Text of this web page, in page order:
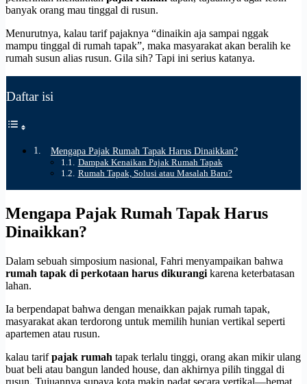
banyak orang mau tinggal di rusun.
Menurutnya, kalau tarif pajaknya “dinaikin aja sampai nggak
mampu tinggal di rumah tapak”, maka masyarakat akan beralih ke
rumah susun alias rusun. Gila sih? Tapi ini serius katanya.
Daftar isi
Mengapa Pajak Rumah Tapak Harus Dinaikkan?
Dampak Kenaikan Pajak Rumah Tapak
Rumah Tapak, Solusi atau Masalah Baru?
Mengapa Pajak Rumah Tapak Harus
Dinaikkan?
Dalam sebuah simposium nasional, Fahri menyampaikan bahwa
rumah tapak di perkotaan harus dikurangi karena keterbatasan
lahan.
Ia berpendapat bahwa dengan menaikkan pajak rumah tapak,
masyarakat akan terdorong untuk memilih hunian vertikal seperti
apartemen atau rusun.
kalau tarifpajak rumah tapak terlalu tinggi, orang akan mikir ulang
buat beli atau bangun landed house, dan akhirnya pilih tinggal di
rusun. Tujuannya supaya kota makin padat secara vertikal—hemat